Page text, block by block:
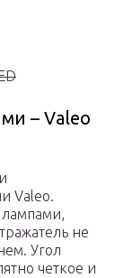
– Valeo
Valeo.
не
Угол
четкое и